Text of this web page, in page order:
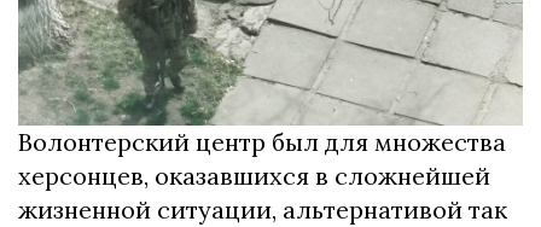
Волонтерский центр был для множества
херсонцев, оказавшихся в сложнейшей
жизненной ситуации, альтернативой так